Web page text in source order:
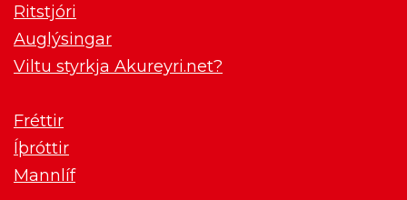
Ritstjóri
Auglýsingar
Viltu styrkja Akureyri.net?
Fréttir
Íþróttir
Mannlíf